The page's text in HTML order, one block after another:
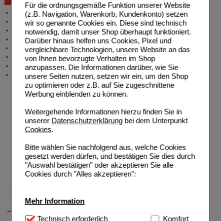
Für die ordnungsgemäße Funktion unserer Website
(z.B. Navigation, Warenkorb, Kundenkonto) setzen
wir so genannte Cookies ein. Diese sind technisch
notwendig, damit unser Shop überhaupt funktioniert.
Darüber hinaus helfen uns Cookies, Pixel und
vergleichbare Technologien, unsere Website an das
von Ihnen bevorzugte Verhalten im Shop
anzupassen. Die Informationen darüber, wie Sie
unsere Seiten nutzen, setzen wir ein, um den Shop
zu optimieren oder z.B. auf Sie zugeschnittene
Werbung einblenden zu können.
Weitergehende Informationen hierzu finden Sie in
unserer Datenschutzerklärungbei dem Unterpunkt
Cookies.
Bitte wählen Sie nachfolgend aus, welche Cookies
gesetzt werden dürfen, und bestätigen Sie dies durch
"Auswahl bestätigen" oder akzeptieren Sie alle
Cookies durch "Alles akzeptieren":
Mehr Information
Technisch Notwendig:Hierbei handelt es sich um
Technisch erforderlich Komfort
Allgemeine Information
Produktberatung
Meldung Arzneimittelrisiken
Zuzahlungsfreie Arzneien
Angebote & Downloads
Newsletter
Neukundenprämie
Stellenangebote